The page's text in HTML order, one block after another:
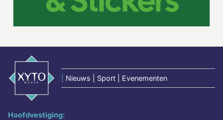
Nieuws | Sport | Evenementen
Hoofdvestiging: